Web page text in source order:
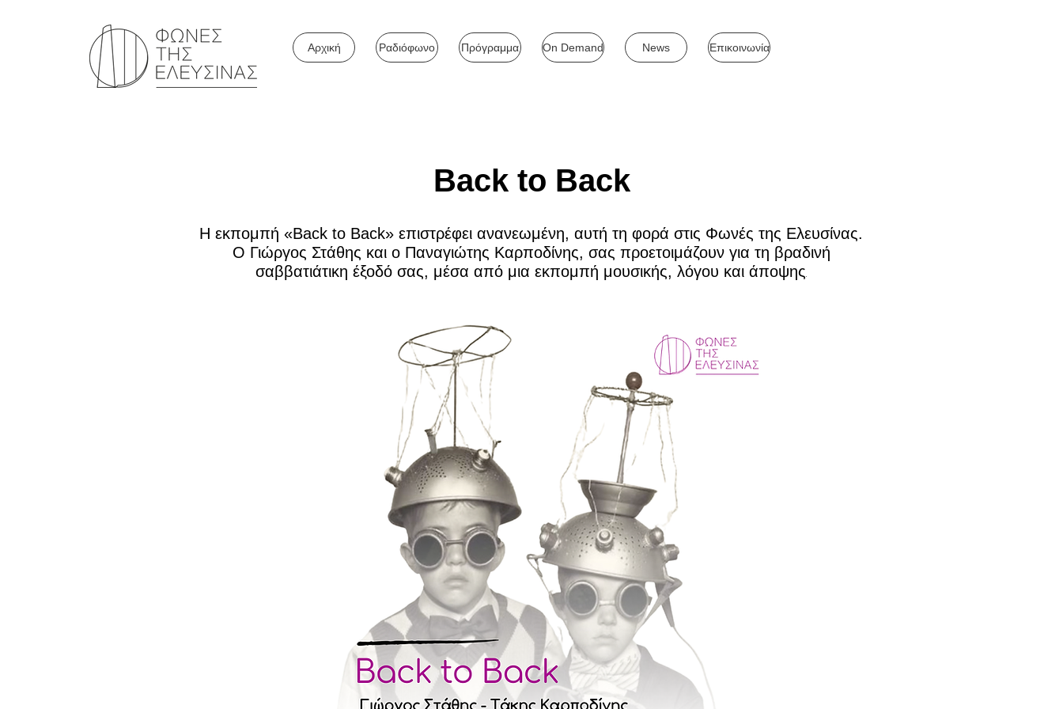
Αρχική Ραδιόφωνο Πρόγραμμα On Demand News Επικοινωνία
Back to Back
Η εκπομπή «Back to Back» επιστρέφει ανανεωμένη, αυτή τη φορά στις Φωνές της Ελευσίνας.
Ο Γιώργος Στάθης και ο Παναγιώτης Καρποδίνης, σας προετοιμάζουν για τη βραδινή
σαββατιάτικη έξοδό σας, μέσα από μια εκπομπή μουσικής, λόγου και άποψης.